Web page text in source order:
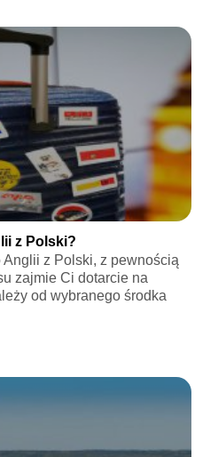
z Polski?
z Polski, z pewnością
zajmie Ci dotarcie na
od wybranego środka